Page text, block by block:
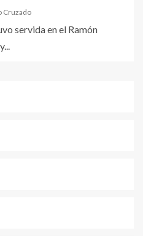
Cruzado
servida en el Ramón